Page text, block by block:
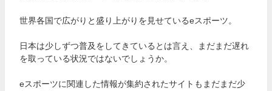
世界各国で広がりと盛り上がりを見せているeスポーツ。
日本は少しずつ普及をしてきているとは言え、まだまだ遅れ
を取っている状況ではないでしょうか。
eスポーツに関連した情報が集約されたサイトもまだまだ少